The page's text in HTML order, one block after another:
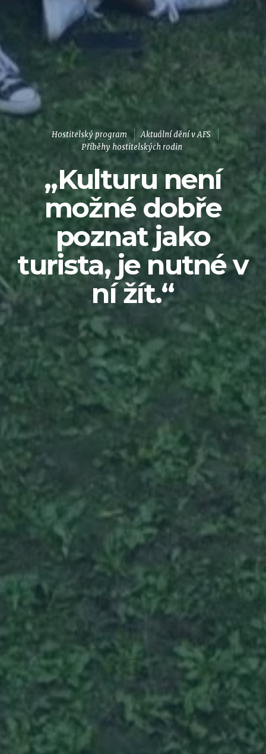
Hostitelský program
Aktuální dění v AFS
Příběhy hostitelských rodin
„Kulturu není
možné dobře
poznat jako
turista, je nutné v
ní žít.“